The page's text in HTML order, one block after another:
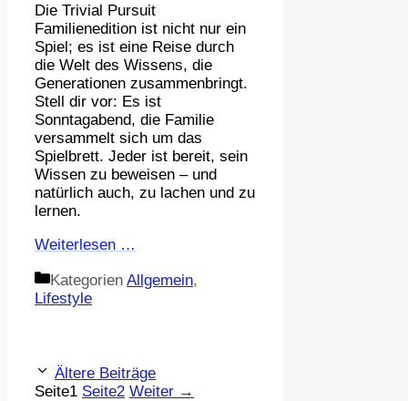
Die Trivial Pursuit
Familienedition ist nicht nur ein
Spiel; es ist eine Reise durch
die Welt des Wissens, die
Generationen zusammenbringt.
Stell dir vor: Es ist
Sonntagabend, die Familie
versammelt sich um das
Spielbrett. Jeder ist bereit, sein
Wissen zu beweisen – und
natürlich auch, zu lachen und zu
lernen.
Weiterlesen …
Kategorien Allgemein,
Lifestyle
Ältere Beiträge
Seite1 Seite2 Weiter →